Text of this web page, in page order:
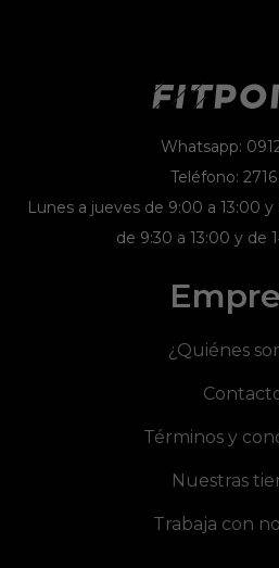
Whatsapp:
Teléfono: 2716
Lunes a jueves de 9:00 a 13:00 y
de 9:30 a 13:00 y de
¿Quiénes
Términos y
Nuestras
Trabaja con